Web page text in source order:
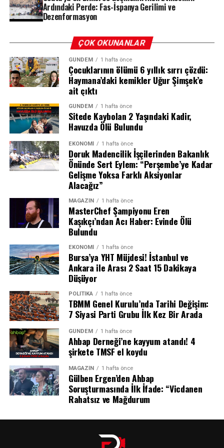
24 Saatte 60 Bin Göçmen: Ceuta’da
Yaşananlar
Temmuz 2026’nın son haftasında, Fas’ın kuzey
kıyılarından İspanya’nın Afrika’daki özerk bölgesi
Ceuta’ya yönelik benzeri görülmemiş bir göçmen akını
yaşandı. 24 saat içinde yaklaşık 60 bin kişi ya denizi
yüzerek ya da kara sınırındaki çitleri aşarak Ceuta
topraklarına girmeye çalıştı.
Göçmenlerin büyük kısmı, Fas’ın Fnideq kasabasından
başlayarak yaklaşık 5 kilometrelik mesafeyi yüzerek kat
ederken, kimileri de Belyounech kasabası üzerinden geçiş
yapmaya çalıştı. Bu tehlikeli yolculuk sırasında en az 77
kişi hayatını kaybetti. Ceuta’ya ulaşan göçmenlerin
sayısı o kadar fazlaydı ki, kentteki kabul merkezlerinin
kapasitesi kısa sürede aşıldı ve sokaklarda kaos hâkim
sevk ederek düzeni sağlamaya çalıştı. İspanya Başbakanı
Ardındaki Perde: Fas-İspanya Gerilimi ve
Dezenformasyon
ÇOK OKUNANLAR
GÜNDEM 1 hafta önce
Çocuklarının ölümü 6 yıllık sırrı çözdü:
Haymana’daki kemikler Uğur Şimşek’e
ait çıktı
GÜNDEM 1 hafta önce
Sitede Kaybolan 2 Yaşındaki Kadir,
Havuzda Ölü Bulundu
EKONOMI 1 hafta önce
Doruk Madencilik İşçilerinden Bakanlık
Önünde Sert Eylem: “Perşembe’ye Kadar
Gelişme Yoksa Farklı Aksiyonlar
Alacağız”
MAGAZIN 1 hafta önce
MasterChef Şampiyonu Eren
Kaşıkçı’ndan Acı Haber: Evinde Ölü
Bulundu
EKONOMI 1 hafta önce
Bursa’ya YHT Müjdesi! İstanbul ve
Ankara ile Arası 2 Saat 15 Dakikaya
Düşüyor
POLITIKA 1 hafta önce
TBMM Genel Kurulu’nda Tarihi Değişim:
7 Siyasi Parti Grubu İlk Kez Bir Arada
GÜNDEM 1 hafta önce
Ahbap Derneği’ne kayyum atandı! 4
şirkete TMSF el koydu
MAGAZIN 1 hafta önce
Gülben Ergen’den Ahbap
Soruşturmasında İlk İfade: “Vicdanen
Rahatsız ve Mağdurum